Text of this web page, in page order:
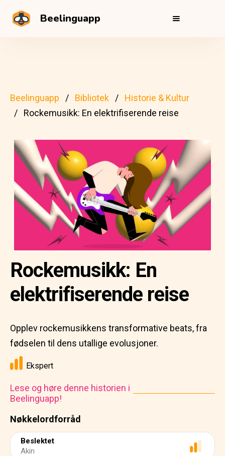
Beelinguapp
Beelinguapp Bibliotek
Historie & Kultur
Rockemusikk: En elektrifiserende reise
Nøkkelordforråd
Beslektet
Akin
Rockemusikk: En
elektrifiserende reise
Opplev rockemusikkens transformative beats, fra
fødselen til dens utallige evolusjoner.
Ekspert
Lese og høre denne historien i
Beelinguapp!